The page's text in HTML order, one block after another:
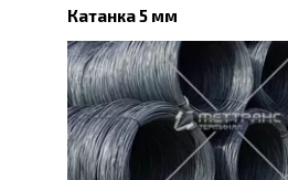
Катанка 5 мм